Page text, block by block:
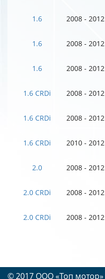
1.6 2008 - 2012
1.6 2008 - 2012
1.6 2008 - 2012
1.6 CRDi 2008 - 2012
1.6 CRDi 2008 - 2012
1.6 CRDi 2010 - 2012
2.0 2008 - 2012
2.0 CRDi 2008 - 2012
2.0 CRDi 2008 - 2012
© 2017 OOO «Топ мотор»